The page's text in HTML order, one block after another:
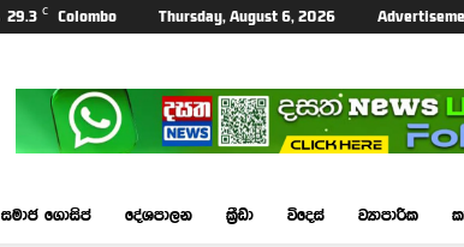
29.3 C Colombo Thursday, August 6, 2026
සමාජ ගොසිප් දේශපාලන ක්‍රීඩා විදෙස් ව්‍යාපාරික